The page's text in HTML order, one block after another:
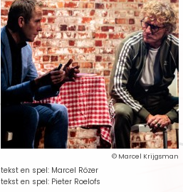
© Marcel Krijgsman
tekst en spel: Marcel Rözer
tekst en spel: Pieter Roelofs